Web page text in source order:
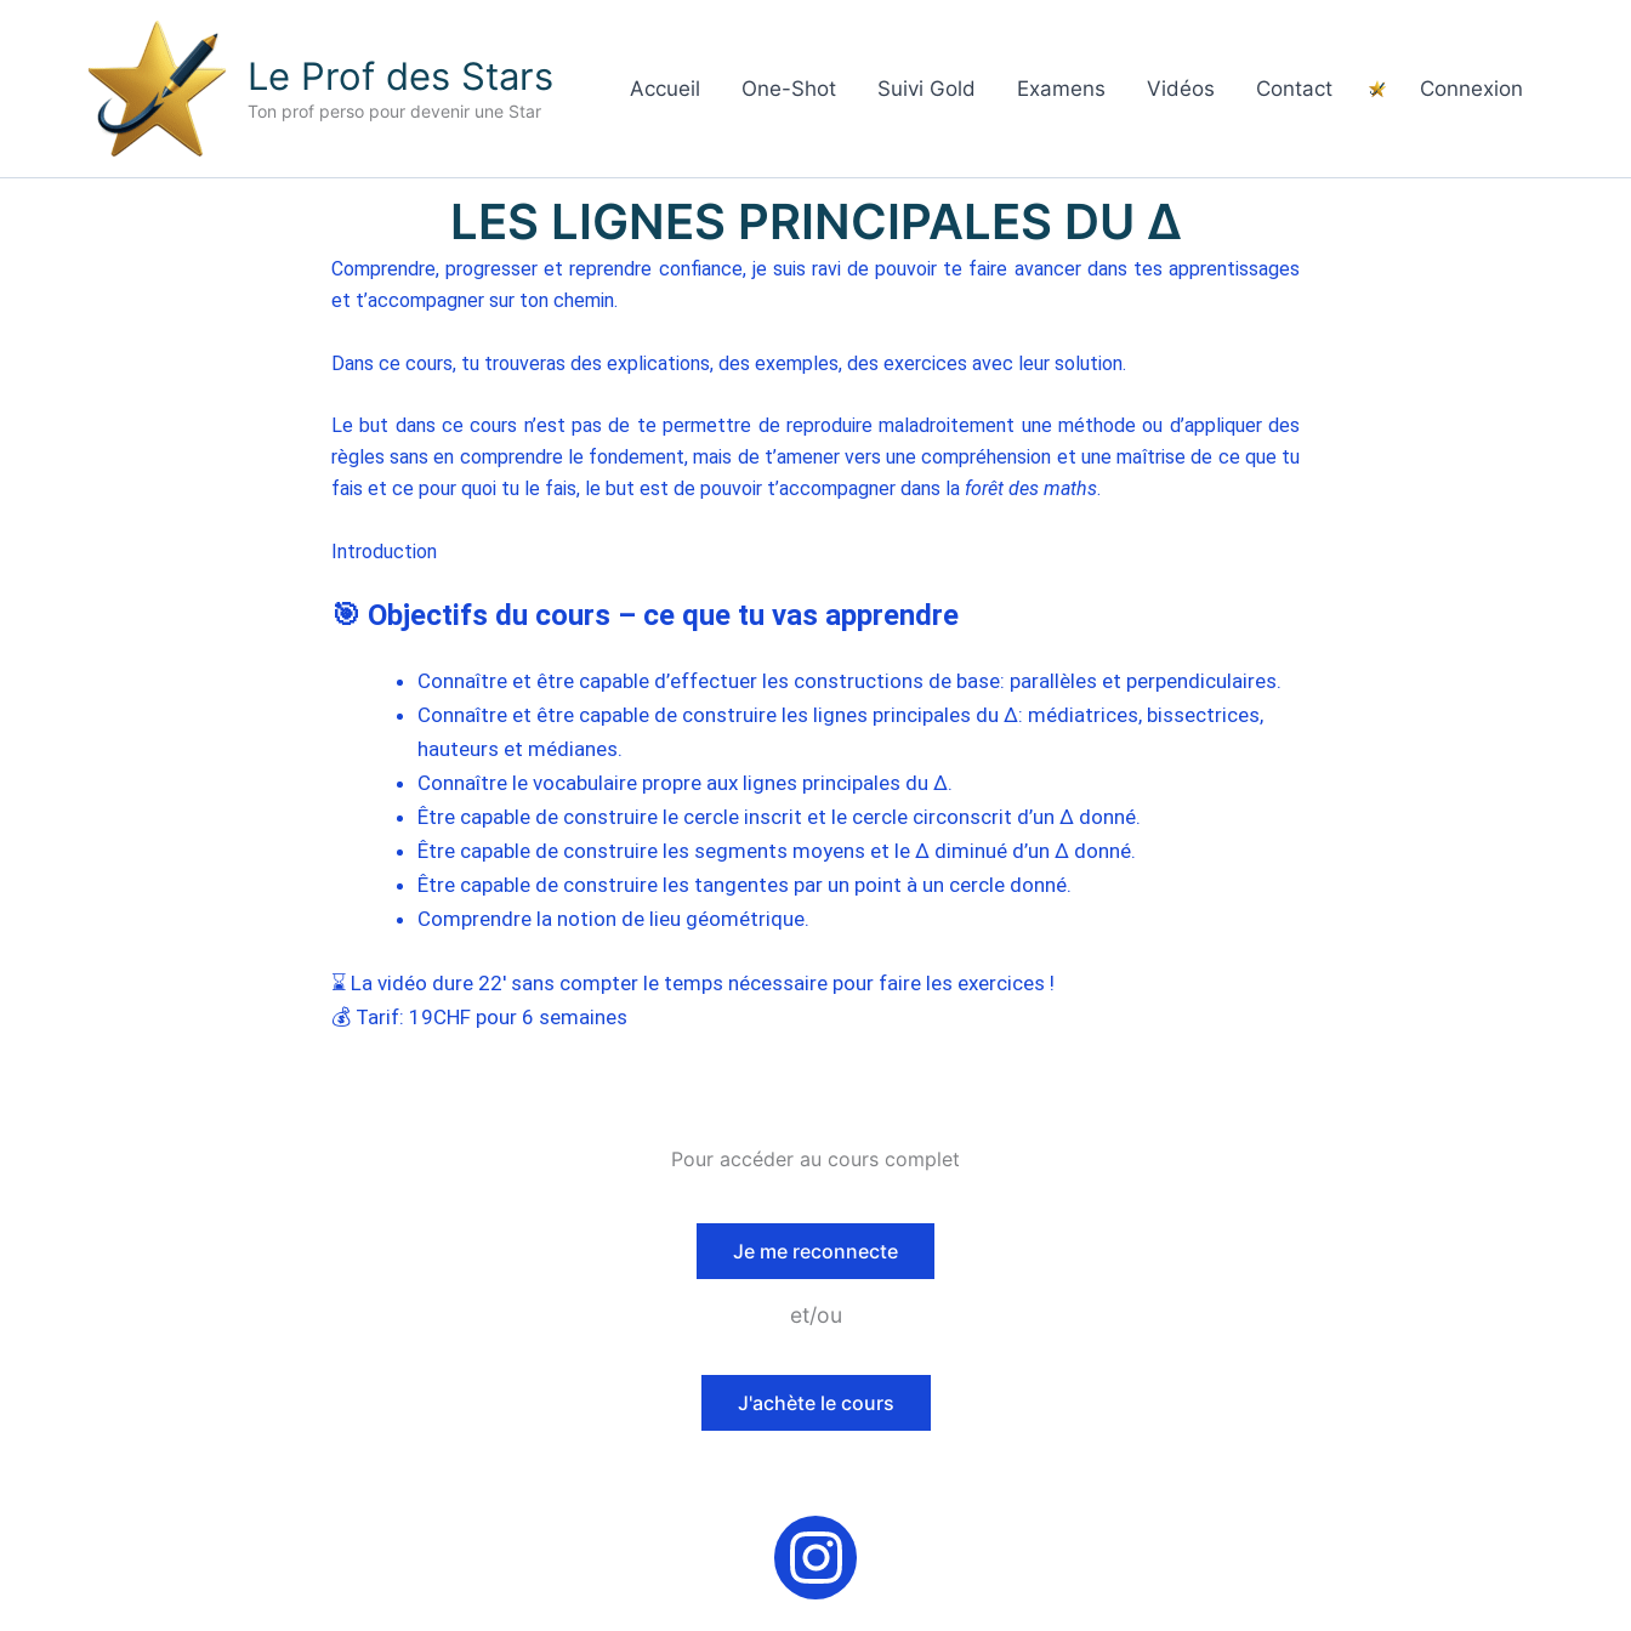
Le Prof des Stars
Ton prof perso pour devenir une Star
Accueil One-Shot Suivi Gold Examens Vidéos Contact Connexion
LES LIGNES PRINCIPALES DU ∆
Comprendre, progresser et reprendre confiance, je suis ravi de pouvoir te faire avancer dans tes apprentissages
et t’accompagner sur ton chemin.
Dans ce cours, tu trouveras des explications, des exemples, des exercices avec leur solution.
Le but dans ce cours n’est pas de te permettre de reproduire maladroitement une méthode ou d’appliquer des
règles sans en comprendre le fondement, mais de t’amener vers une compréhension et une maîtrise de ce que tu
fais et ce pour quoi tu le fais, le but est de pouvoir t’accompagner dans la forêt des maths.
Introduction
🎯 Objectifs du cours – ce que tu vas apprendre
Connaître et être capable d’effectuer les constructions de base: parallèles et perpendiculaires.
Connaître et être capable de construire les lignes principales du ∆: médiatrices, bissectrices,
hauteurs et médianes.
Connaître le vocabulaire propre aux lignes principales du ∆.
Être capable de construire le cercle inscrit et le cercle circonscrit d’un ∆ donné.
Être capable de construire les segments moyens et le ∆ diminué d’un ∆ donné.
Être capable de construire les tangentes par un point à un cercle donné.
Comprendre la notion de lieu géométrique.
⌛ La vidéo dure 22′ sans compter le temps nécessaire pour faire les exercices !
💰 Tarif: 19CHF pour 6 semaines
Pour accéder au cours complet
Je me reconnecte
et/ou
J'achète le cours
I
n
s